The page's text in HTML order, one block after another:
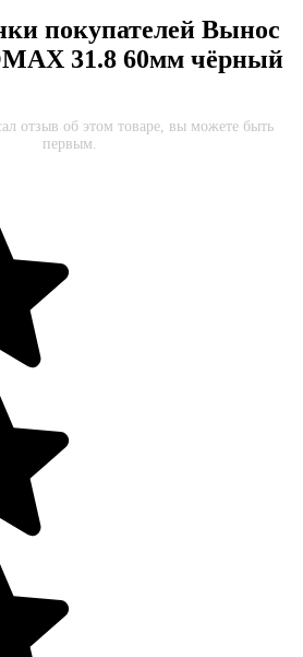
покупателей Вынос
31.8 60мм чёрный
отзыв об этом товаре, вы можете быть
первым.